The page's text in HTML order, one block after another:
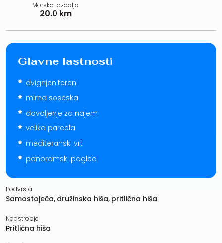
Morska razdalja
20.0 km
Glavne lastnosti
dvignjen teren
mirna soseska
dovoljenje za najem
velika parcela
mediteranski vrt
panoramski pogled
Podvrsta
Samostoječa, družinska hiša, pritlična hiša
Nadstropje
Pritlična hiša